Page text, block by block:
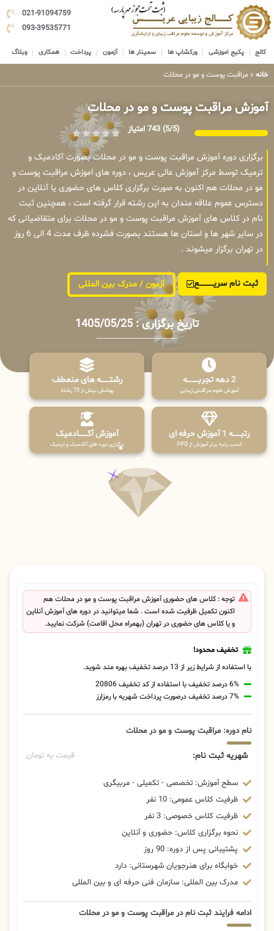
021-91094759
093-39535771
کالج پکیج اموزشی ورکشاپ ها سمینار ها آزمون پرداخت همکاری وبلاگ
خانه » مراقبت پوست و مو در محلات
آموزش مراقبت پوست و مو در محلات
(5/5) 743 امتیاز
برگزاری دوره آموزش مراقبت پوست و مو در محلات بصورت آکادمیک و
ترمیک توسط مرکز آموزش عالی عریس ، دوره های اموزش مراقبت پوست و
مو در محلات هم اکنون به صورت برگزاری کلاس های حضوری یا آنلاین در
دسترس عموم علاقه مندان به این رشته قرار گرفته است ، همچنین ثبت
نام در کلاس های آموزش مراقبت پوست و مو در محلات برای متقاضیانی که
در سایر شهر ها و استان ها هستند بصورت فشرده ظرف مدت 4 الی 6 روز
در تهران برگزار میشوند .
ثبت نام سریــــــــــــع آزمون / مدرک بین المللی
تاریخ برگزاری : 1405/05/25
2 دهه تجربـــــــــه
آموزش علوم مراقبتی زیبایی
رشتـــــــه های منعطف
پوشش بیش از 70 رشته
رتبــــــه 1 آموزش حرفه ای
کسب رتبه برتر آموزش از PPQ
آموزش آکـــــــادمیک
برگزاری دوره های آکادمیک و ترمیک
توجه : کلاس های حضوری آموزش مراقبت پوست و مو در محلات هم
اکنون تکمیل ظرفیت شده است . شما میتوانید در دوره های آموزش آنلاین
و یا کلاس های حضوری در تهران (بهمراه محل اقامت) شرکت نمایید.
تخفیف محدود!
با استفاده از شرایط زیر از 13 درصد تخفیف بهره مند شوید.
6% درصد تخفیف با استفاده از کد تخفیف 20806
7% درصد تخفیف درصورت پرداخت شهریه با رمزارز
نام دوره: مراقبت پوست و مو در محلات
شهریه ثبت نام: قیمت به تومان
سطح آموزش: تخصصی - تکمیلی - مربیگری
ظرفیت کلاس عمومی: 10 نفر
ظرفیت کلاس خصوصی: 3 نفر
نحوه برگزاری کلاس: حضوری و آنلاین
پشتیبانی پس از دوره: 90 روز
خوابگاه برای هنرجویان شهرستانی: دارد
مدرک بین المللی: سازمان فنی حرفه ای و بین المللی
ادامه فرایند ثبت نام در مراقبت پوست و مو در محلات